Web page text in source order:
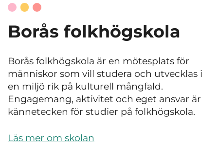
Borås folkhögskola
Borås folkhögskola är en mötesplats för
människor som vill studera och utvecklas i
en miljö rik på kulturell mångfald.
Engagemang, aktivitet och eget ansvar är
kännetecken för studier på folkhögskola.
Läs mer om skolan